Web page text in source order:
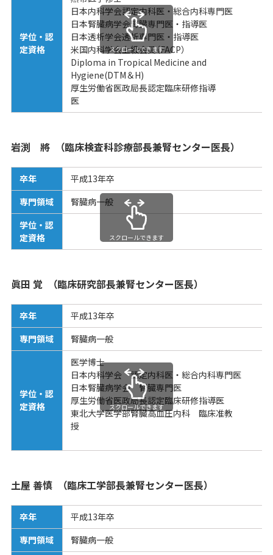
学位・認
定資格
日本内科学会認定内科医・総合内科専門医
日本腎臓病学会腎臓専門医・指導医
日本透析学会透析専門医・指導医
米国内科学会上級会員（FACP）
Diploma in Tropical Medicine and
Hygiene(DTM＆H)
厚生労働省医政局長認定臨床研修指導
医
スクロールできます
岩渕 將 （臨床検査科診療部長兼腎センター医長）
卒年
平成13年卒
専門領域
腎臓病一般
学位・認
定資格
スクロールできます
眞田 覚 （臨床研究部長兼腎センター医長）
卒年
平成13年卒
専門領域
腎臓病一般
学位・認
定資格
医学博士
日本内科学会 認定内科医・総合内科専門医
日本腎臓病学会 腎臓専門医
厚生労働省医政局長認定臨床研修指導医
東北大学医学部腎臓高血圧内科 臨床准教
スクロールできます
土屋 善慎 （臨床工学部長兼腎センター医長）
卒年
平成13年卒
専門領域
腎臓病一般